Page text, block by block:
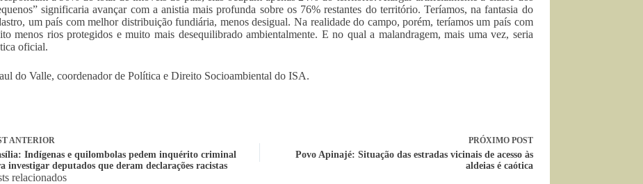
significaria avançar com a anistia mais profunda sobre os 76% restantes do território. Teríamos, na fantasia do
um país com melhor distribuição fundiária, menos desigual. Na realidade do campo, porém, teríamos um país com
menos rios protegidos e muito mais desequilibrado ambientalmente. E no qual a malandragem, mais uma vez, seria
oficial.
do Valle, coordenador de Política e Direito Socioambiental do ISA.
ANTERIOR
Indígenas e quilombolas pedem inquérito criminal
investigar deputados que deram declarações racistas
PRÓXIMO POST
Povo Apinajé: Situação das estradas vicinais de acesso às
aldeias é caótica
relacionados